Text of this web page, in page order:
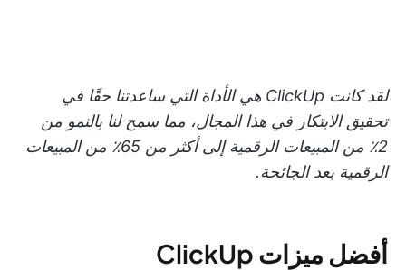
لقد كانت ClickUp هي الأداة التي ساعدتنا حقًا في
تحقيق الابتكار في هذا المجال، مما سمح لنا بالنمو من
2٪ من المبيعات الرقمية إلى أكثر من 65٪ من المبيعات
الرقمية بعد الجائحة.
أفضل ميزات ClickUp